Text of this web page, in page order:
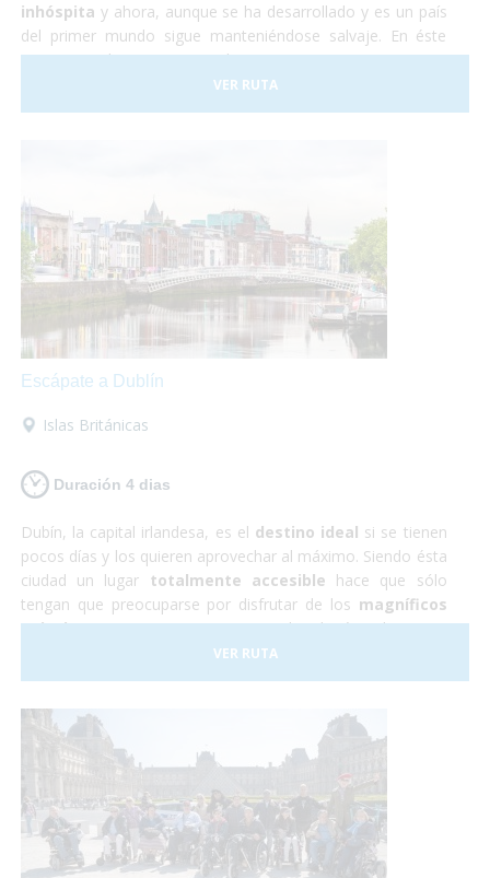
inhóspita y ahora, aunque se ha desarrollado y es un país
del primer mundo sigue manteniéndose salvaje. En éste
viaje nos adentraremos en la autentica Escocia y no nos
perderemos nada de nada. ¡Así que vámonos ya! ¡No te lo
pienses más, te aseguramos que te encantará!Sólo
VER RUTA
Escápate a Dublín
Islas Británicas
Duración 4 dias
Dubín, la capital irlandesa, es el destino ideal si se tienen
pocos días y los quieren aprovechar al máximo. Siendo ésta
ciudad un lugar totalmente accesible hace que sólo
tengan que preocuparse por disfrutar de los magníficos
paisajes y monumentosque te brinda éste hermoso
país. Durante éste viaje a Irlanda tendrás la oportunidad de
conocer los imponentesAcantilados de Moher,
esconde la famosa
VER RUTA